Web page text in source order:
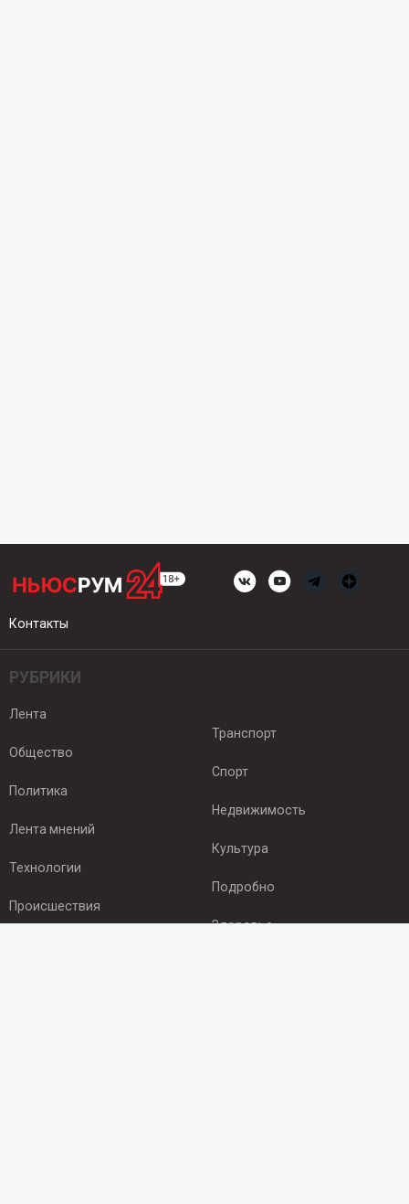
Контакты
РУБРИКИ
Лента
Общество
Политика
Лента мнений
Технологии
Происшествия
Транспорт
Спорт
Недвижимость
Культура
Подробно
Здоровье